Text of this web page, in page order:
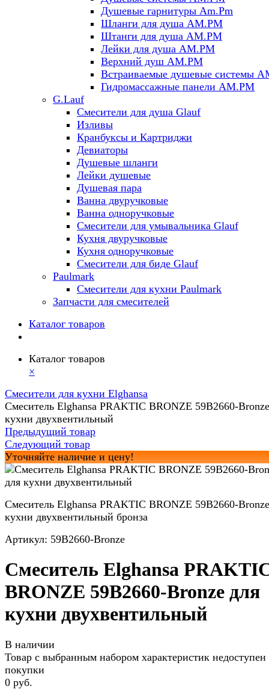
Душевые гарнитуры Am.Pm
Шланги для душа AM.PM
Штанги для душа AM.PM
Лейки для душа AM.PM
Верхний душ AM.PM
Встраиваемые душевые системы
Гидромассажные панели AM.PM
G.Lauf
Смесители для душа Glauf
Изливы
Кранбуксы и Картриджи
Девиаторы
Душевые шланги
Лейки душевые
Душевая пара
Ванна двуручковые
Ванна одноручковые
Смесители для умывальника Glauf
Кухня двуручковые
Кухня одноручковые
Смесители для биде Glauf
Paulmark
Смесители для кухни Paulmark
Запчасти для смесителей
Каталог товаров
Каталог товаров
×
Смесители для кухни Elghansa
Смеситель Elghansa PRAKTIC BRONZE 59B2660-
кухни двухвентильный
Предыдущий товар
Следующий товар
Уточняйте наличие и цену!
Смеситель Elghansa PRAKTIC BRONZE 59B2660-
кухни двухвентильный бронза
Артикул: 59B2660-Bronze
Смеситель Elghansa
BRONZE 59B2660-Bronze для
кухни двухвентильный
В наличии
Товар с выбранным набором характеристик недоступен
покупки
0 руб.